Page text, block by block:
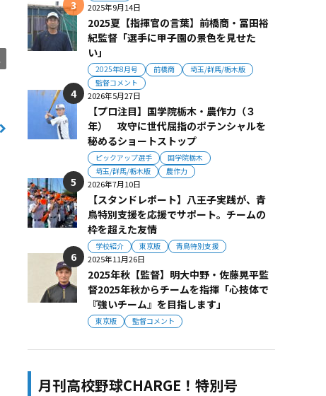
2025年9月14日
2025夏【指揮官の言葉】前橋商・冨田裕
紀監督「選手に甲子園の景色を見せた
い」
2025年8月号 前橋商
埼玉/群馬/栃木版
監督コメント
2026年5月27日
【プロ注目】国学院栃木・農作力（３
年） 攻守に世代屈指のポテンシャルを
秘めるショートストップ
ピックアップ選手
国学院栃木
埼玉/群馬/栃木版
農作力
2026年7月10日
【スタンドレポート】八王子実践が、青
鳥特別支援を応援でサポート。チームの
枠を超えた友情
学校紹介 東京版 青鳥特別支援
2025年11月26日
2025年秋【監督】明大中野・佐藤晃平監
督2025年秋からチームを指揮「心技体で
『強いチーム』を目指します」
東京版 監督コメント
月刊高校野球CHARGE！特別号